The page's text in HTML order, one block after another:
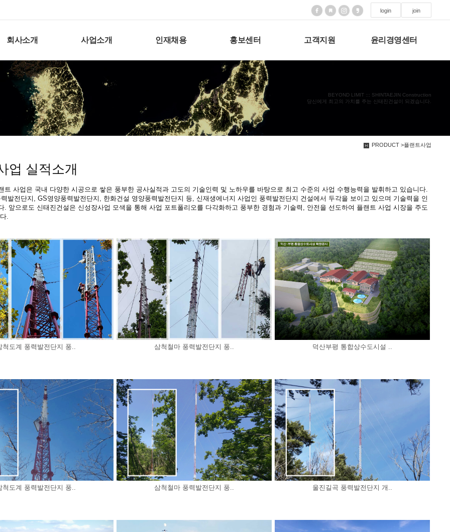
login join
회사소개 사업소개 인재채용 홍보센터 고객지원 윤리경영센터
BEYOND LIMIT ::: SHINTAEJIN Construction
당신에게 최고의 가치를 주는 신태진건설이 되겠습니다.
PRODUCT >플랜트사업
업 실적소개
트 사업은 국내 다양한 시공으로 쌓은 풍부한 공사실적과 고도의 기술인력 및 노하우를 바탕으로 최고 수준의 사업 수행능력을 발휘하고 있습니다.
발전단지, GS영양풍력발전단지, 한화건설 영양풍력발전단지 등, 신재생에너지 사업인 풍력발전단지 건설에서 두각을 보이고 있으며 기술력을 인
. 앞으로도 신태진건설은 신성장사업 모색을 통해 사업 포트폴리오를 다각화하고 풍부한 경험과 기술력, 안전을 선도하여 플랜트 사업 시장을 주도
.
척도계 풍력발전단지 풍.. 삼척철마 풍력발전단지 풍.. 덕산부평 통합상수도시설 ..
척도계 풍력발전단지 풍.. 삼척철마 풍력발전단지 풍.. 울진길곡 풍력발전단지 개..